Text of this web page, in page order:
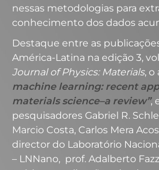
nessas metodologias para
conhecimento dos dados
Destaque entre as
América-Latina na edição 3,
Journal of Physics: Materials, o
machine learning: recent
materials science–a review”,
pesquisadores Gabriel R.
Marcio Costa, Carlos Mera
director do Laboratório
– LNNano, prof. Adalberto